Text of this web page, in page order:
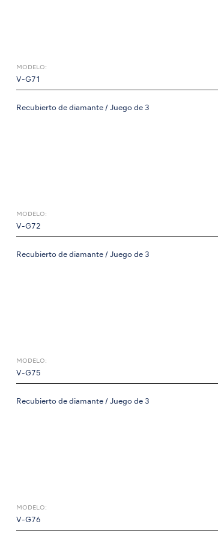
MODELO:
V-G71
Recubierto de diamante / Juego de 3
MODELO:
V-G72
Recubierto de diamante / Juego de 3
MODELO:
V-G75
Recubierto de diamante / Juego de 3
MODELO:
V-G76